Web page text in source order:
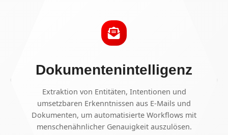
Dokumentenintelligenz
Extraktion von Entitäten, Intentionen und
umsetzbaren Erkenntnissen aus E-Mails und
Dokumenten, um automatisierte Workflows mit
menschenähnlicher Genauigkeit auszulösen.